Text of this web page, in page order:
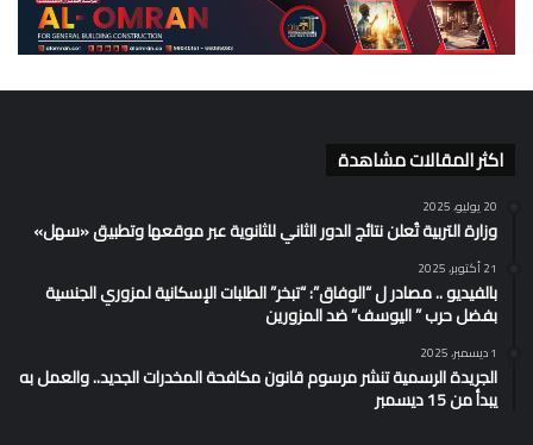
اكثر المقالات مشاهدة
20 يوليو، 2025
وزارة التربية تُعلن نتائج الدور الثاني للثانوية عبر موقعها وتطبيق «سهل»
21 أكتوبر، 2025
بالفيديو .. مصادر ل “الوفاق”: “تبخر” الطلبات الإسكانية لمزوري الجنسية
بفضل حرب ” اليوسف” ضد المزورين
1 ديسمبر، 2025
الجريدة الرسمية تنشر مرسوم قانون مكافحة المخدرات الجديد.. والعمل به
يبدأ من 15 ديسمبر